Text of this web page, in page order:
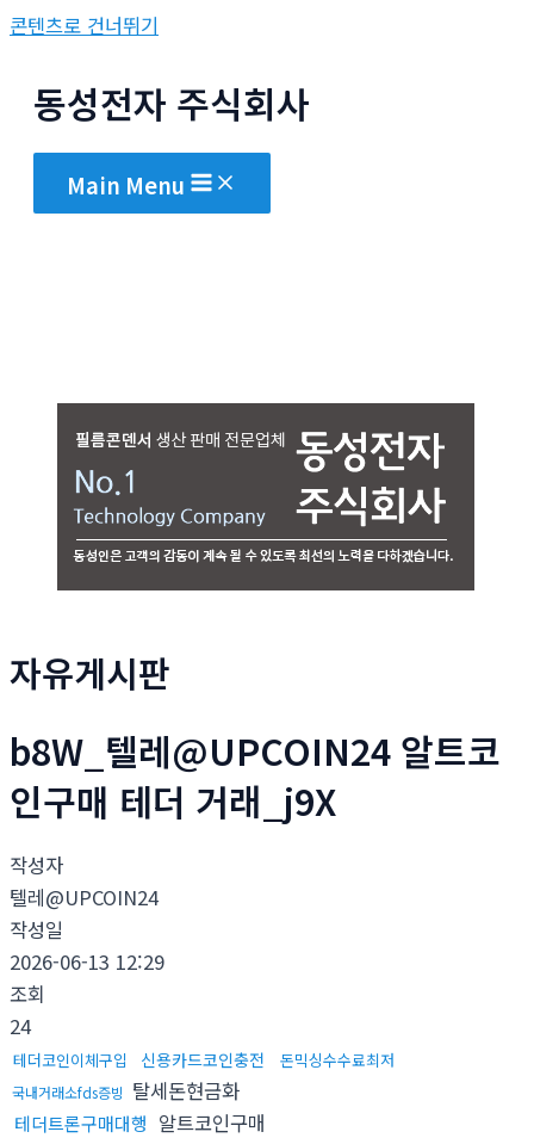
콘텐츠로 건너뛰기
동성전자 주식회사
Main Menu
자유게시판
b8W_텔레@UPCOIN24 알트코
인구매 테더 거래_j9X
작성자
텔레@UPCOIN24
작성일
2026-06-13 12:29
조회
24
테더코인이체구입 신용카드코인충전 돈믹싱수수료최저
국내거래소fds증빙 탈세돈현금화
테더트론구매대행 알트코인구매